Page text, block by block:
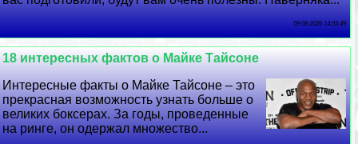
09 08 2026 14:55:49
18 интересных фактов о Майке Тайсоне
Интересные факты о Майке Тайсоне – это
прекрасная возможность узнать больше о
великих боксерах. За годы, проведенные
на ринге, он одержал множество...